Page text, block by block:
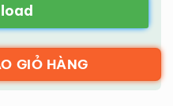
GIỎ HÀNG